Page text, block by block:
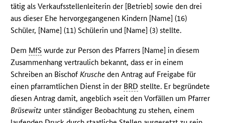
tätig als Verkaufsstellenleiterin der [Betrieb] sowie den drei
aus dieser Ehe hervorgegangenen Kindern [Name] (16)
Schüler, [Name] (11) Schülerin und [Name] (3) stellte.
Dem MfS wurde zur Person des Pfarrers [Name] in diesem
Zusammenhang vertraulich bekannt, dass er in einem
Schreiben an BischofKrusche den Antrag auf Freigabe für
einen pfarramtlichen Dienst in der BRD stellte. Er begründete
diesen Antrag damit, angeblich »seit den Vorfällen um Pfarrer
Brüsewitz unter ständiger Beobachtung zu stehen, einem